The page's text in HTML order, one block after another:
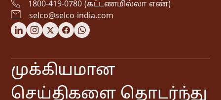
1800-419-0780 (கட்டணமில்லா எண்)
selco@selco-india.com
முக்கியமான
செய்திகளை தொடர்ந்து